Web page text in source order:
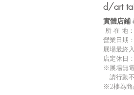
d/art
實體店鋪
所 在 地
營業日期
展場最終
店定休日
※展場無
請行動
※2樓為商